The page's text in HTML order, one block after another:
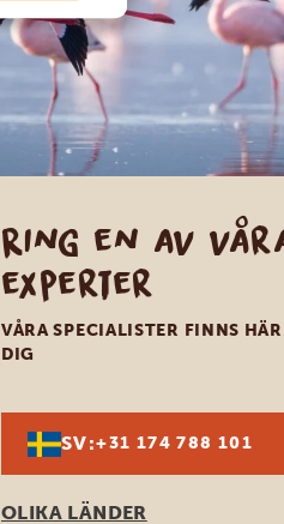
Ring en av
experter
VÅRA SPECIALISTER FINNS
DIG
SV:+31 174 788 101
OLIKA LÄNDER